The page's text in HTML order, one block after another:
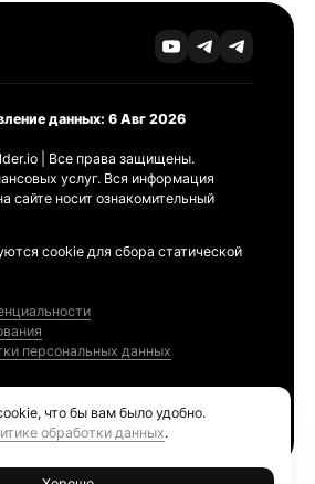
данных: 6 Авг 2026
| Все права защищены.
услуг. Вся информация
сайте носит ознакомительный
cookie для сбора статической
персональных данных
что бы вам было удобно.
обработки данных.